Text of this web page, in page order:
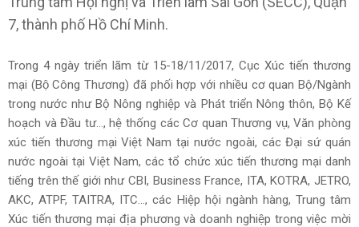
7, thành phố Hồ Chí Minh.
Trong 4 ngày triển lãm từ 15-18/11/2017, Cục Xúc tiến thương
mại (Bộ Công Thương) đã phối hợp với nhiều cơ quan Bộ/Ngành
trong nước như Bộ Nông nghiệp và Phát triển Nông thôn, Bộ Kế
hoạch và Đầu tư..., hệ thống các Cơ quan Thương vụ, Văn phòng
xúc tiến thương mại Việt Nam tại nước ngoài, các Đại sứ quán
nước ngoài tại Việt Nam, các tổ chức xúc tiến thương mại danh
tiếng trên thế giới như CBI, Business France, ITA, KOTRA, JETRO,
AKC, ATPF, TAITRA, ITC..., các Hiệp hội ngành hàng, Trung tâm
Xúc tiến thương mại địa phương và doanh nghiệp trong việc mời